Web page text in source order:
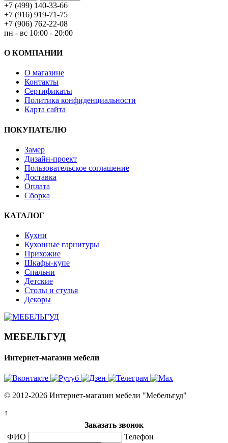
+7 (499) 140-33-66
+7 (916) 919-71-75
+7 (906) 762-22-08
пн - вс 10:00 - 20:00
О КОМПАНИИ
О магазине
Контакты
Сертификаты
Политика конфиденциальности
Карта сайта
ПОКУПАТЕЛЮ
Замер
Дизайн-проект
Пользовательское соглашение
Доставка
Оплата
Сборка
КАТАЛОГ
Кухни
Кухонные гарнитуры
Прихожие
Шкафы-купе
Спальни
Детские
Столы и стулья
Декоры
МЕБЕЛЬГУД
Интернет-магазин мебели
© 2012-2026 Интернет-магазин мебели "Мебельгуд"
↑
Заказать звонок
ФИО
Телефон